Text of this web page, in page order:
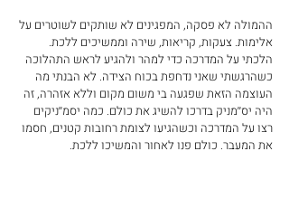
ההמולה לא פסקה, המפגינים לא שותקים לשוטרים על
אלימות. צעקות, קריאות, שירה וממשיכים ללכת.
הלכתי על המדרכה כדי למהר ולהגיע לראש התהלוכה
כשהרגשתי שאני נדחפת בכוח הצידה. לא הבנתי מה
העוצמה הזאת שפגעה בי משום מקום וללא אזהרה, זה
היה יס׳׳מניק בדרכו להשיג את כולם. כמה יסמ׳׳ניקים
רצו על המדרכה וכשהגיעו לצומת רחובות קטנים, חסמו
את המעבר. כולם פנו לאחור והמשיכו ללכת.